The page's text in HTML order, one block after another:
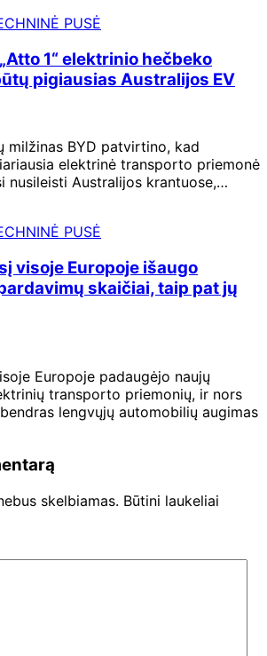
PUSĖ
1“ elektrinio hečbeko
pigiausias Australijos EV
milžinas BYD patvirtino, kad
elektrinė transporto priemonė
nusileisti Australijos krantuose,…
PUSĖ
visoje Europoje išaugo
skaičiai, taip pat jų
Europoje padaugėjo naujų
transporto priemonių, ir nors
lengvųjų automobilių augimas
skelbiamas. Būtini laukeliai